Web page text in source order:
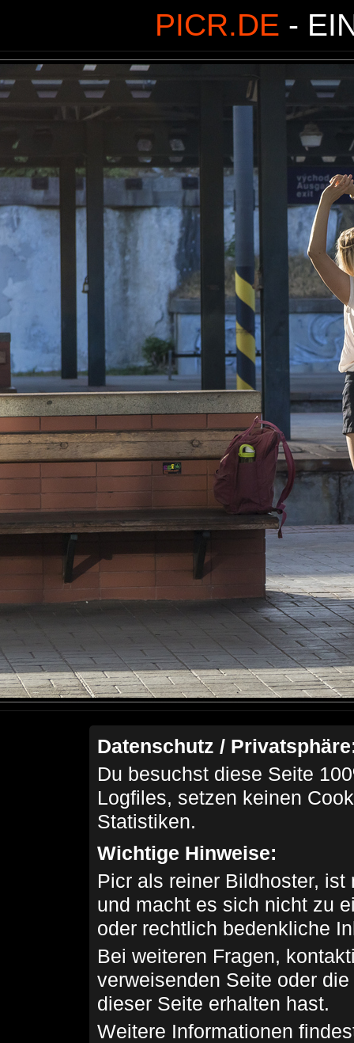
PICR.DE -
Datenschutz /
Du besuchst diese Seite
Logfiles, setzen keinen
Statistiken.
Wichtige Hinweise:
Picr als reiner Bildhoster,
und macht es sich nicht zu
oder rechtlich bedenkliche
Bei weiteren Fragen,
verweisenden Seite oder
dieser Seite erhalten hast.
Weitere Informationen